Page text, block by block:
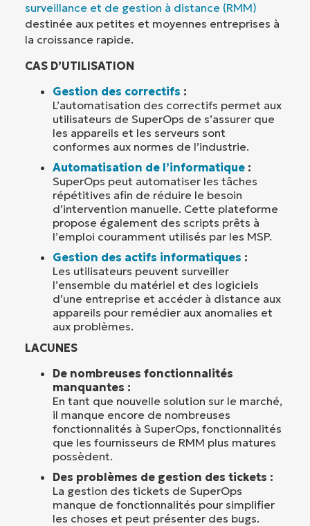
surveillance et de gestion à distance (RMM)
destinée aux petites et moyennes entreprises à
la croissance rapide.
CAS D’UTILISATION
Gestion des correctifs :
L’automatisation des correctifs permet aux
utilisateurs de SuperOps de s’assurer que
les appareils et les serveurs sont
conformes aux normes de l’industrie.
Automatisation de l’informatique :
SuperOps peut automatiser les tâches
répétitives afin de réduire le besoin
d’intervention manuelle. Cette plateforme
propose également des scripts prêts à
l’emploi couramment utilisés par les MSP.
Gestion des actifs informatiques :
Les utilisateurs peuvent surveiller
l’ensemble du matériel et des logiciels
d’une entreprise et accéder à distance aux
appareils pour remédier aux anomalies et
aux problèmes.
LACUNES
De nombreuses fonctionnalités
manquantes :
En tant que nouvelle solution sur le marché,
il manque encore de nombreuses
fonctionnalités à SuperOps, fonctionnalités
que les fournisseurs de RMM plus matures
possèdent.
Des problèmes de gestion des tickets :
La gestion des tickets de SuperOps
manque de fonctionnalités pour simplifier
les choses et peut présenter des bugs.